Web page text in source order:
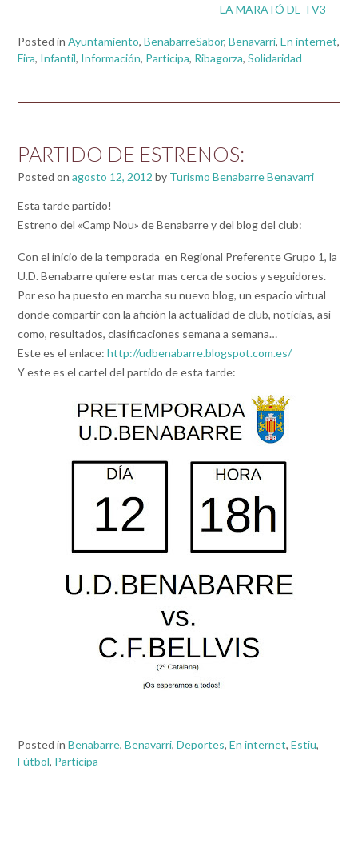
– LA MARATÓ DE TV3
Posted in Ayuntamiento, BenabarreSabor, Benavarri, En internet,
Fira, Infantil, Información, Participa, Ribagorza, Solidaridad
PARTIDO DE ESTRENOS:
Posted on agosto 12, 2012 by Turismo Benabarre Benavarri
Esta tarde partido!
Estreno del «Camp Nou» de Benabarre y del blog del club:
Con el inicio de la temporada en Regional Preferente Grupo 1, la
U.D. Benabarre quiere estar mas cerca de socios y seguidores.
Por eso ha puesto en marcha su nuevo blog, un espacio virtual
donde compartir con la afición la actualidad de club, noticias, así
como, resultados, clasificaciones semana a semana…
Este es el enlace: http://udbenabarre.blogspot.com.es/
Y este es el cartel del partido de esta tarde:
Posted in Benabarre, Benavarri, Deportes, En internet, Estiu,
Fútbol, Participa